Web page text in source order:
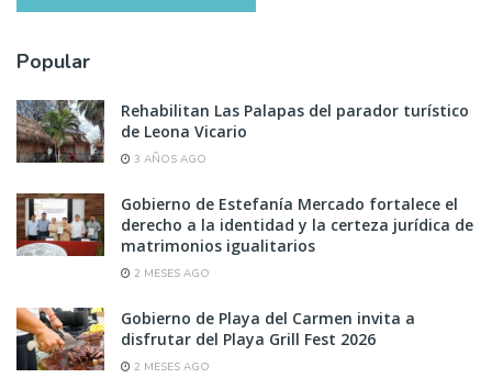
Popular
Rehabilitan Las Palapas del parador turístico
de Leona Vicario
3 AÑOS AGO
Gobierno de Estefanía Mercado fortalece el
derecho a la identidad y la certeza jurídica de
matrimonios igualitarios
2 MESES AGO
Gobierno de Playa del Carmen invita a
disfrutar del Playa Grill Fest 2026
2 MESES AGO